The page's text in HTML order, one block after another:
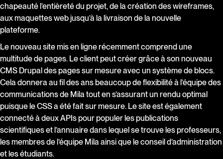
chapeauté l’entièreté du projet, de la création des wireframes,
aux maquettes web jusqu’à la livraison de la nouvelle
plateforme.
Le nouveau site mis en ligne récemment comprend une
multitude de pages. Le client peut créer grâce à son nouveau
CMS Drupal des pages sur mesure avec un système de blocs.
Cela donnera au fil des ans beaucoup de flexibilité à l’équipe des
communications de Mila tout en s’assurant un rendu optimal
puisque le CSS a été fait sur mesure. Le site est également
connecté à deux APIs pour populer les publications
scientifiques et l’annuaire dans lequel se trouve les professeurs,
les membres de l’équipe Mila ainsi que le conseil d’administration
et les étudiants.